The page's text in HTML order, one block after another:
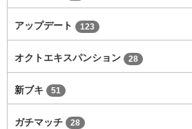
アップデート 123
オクトエキスパンション 28
新ブキ 51
ガチマッチ 28